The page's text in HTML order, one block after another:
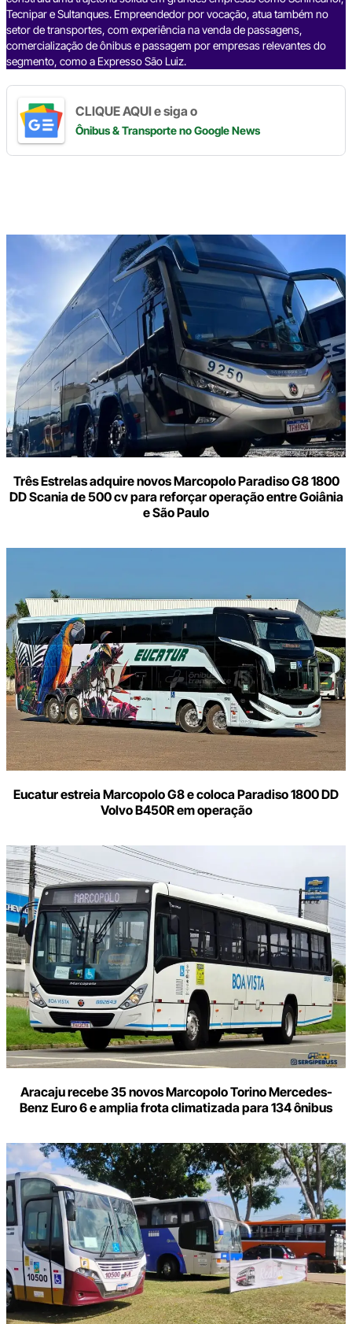
Tecnipar e Sultanques. Empreendedor por vocação, atua também no
setor de transportes, com experiência na venda de passagens,
comercialização de ônibus e passagem por empresas relevantes do
segmento, como a Expresso São Luiz.
CLIQUE AQUI e siga o
Ônibus & Transporteno Google News
Três Estrelas adquire novos Marcopolo Paradiso G8 1800
DD Scania de 500 cv para reforçar operação entre Goiânia
e São Paulo
Eucatur estreia Marcopolo G8 e coloca Paradiso 1800 DD
Volvo B450R em operação
Aracaju recebe 35 novos Marcopolo Torino Mercedes-
Benz Euro 6 e amplia frota climatizada para 134 ônibus
seu
mail